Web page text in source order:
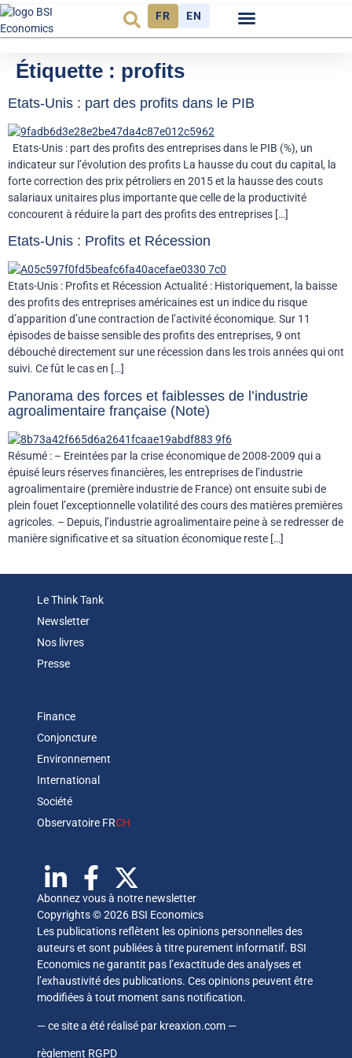
FR EN
Étiquette : profits
Etats-Unis : part des profits dans le PIB
Etats-Unis : part des profits des entreprises dans le PIB (%), un
indicateur sur l’évolution des profits La hausse du cout du capital, la
forte correction des prix pétroliers en 2015 et la hausse des couts
salariaux unitaires plus importante que celle de la productivité
concourent à réduire la part des profits des entreprises […]
Etats-Unis : Profits et Récession
Etats-Unis : Profits et Récession Actualité : Historiquement, la baisse
des profits des entreprises américaines est un indice du risque
d’apparition d’une contraction de l’activité économique. Sur 11
épisodes de baisse sensible des profits des entreprises, 9 ont
débouché directement sur une récession dans les trois années qui ont
suivi. Ce fût le cas en […]
Panorama des forces et faiblesses de l’industrie
agroalimentaire française (Note)
Résumé : – Ereintées par la crise économique de 2008-2009 qui a
épuisé leurs réserves financières, les entreprises de l’industrie
agroalimentaire (première industrie de France) ont ensuite subi de
plein fouet l’exceptionnelle volatilité des cours des matières premières
agricoles. – Depuis, l’industrie agroalimentaire peine à se redresser de
manière significative et sa situation économique reste […]
Le Think Tank
Newsletter
Nos livres
Presse
Finance
Conjoncture
Environnement
International
Société
Observatoire FRCH
Abonnez vous à notre newsletter
Copyrights © 2026 BSI Economics
Les publications reflètent les opinions personnelles des
auteurs et sont publiées à titre purement informatif. BSI
Economics ne garantit pas l’exactitude des analyses et
l’exhaustivité des publications. Ces opinions peuvent être
modifiées à tout moment sans notification.
— ce site a été réalisé par kreaxion.com —
règlement RGPD